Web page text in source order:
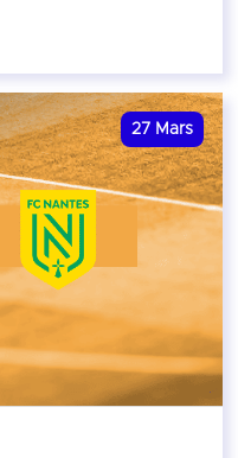
27 Mars